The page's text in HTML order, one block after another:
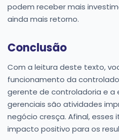
podem receber mais
ainda mais retorno.
Conclusão
Com a leitura deste texto,
funcionamento da
gerente de controladoria e a
gerenciais são atividades
negócio cresça. Afinal,
impacto positivo para os